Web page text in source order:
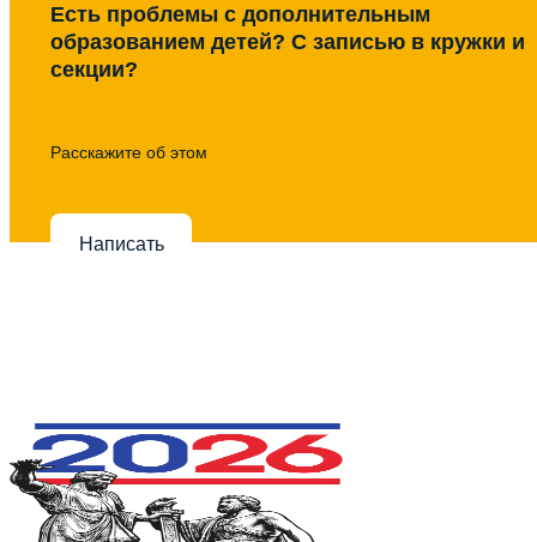
Есть проблемы с дополнительным
образованием детей? С записью в кружки и
секции?
Расскажите об этом
Написать